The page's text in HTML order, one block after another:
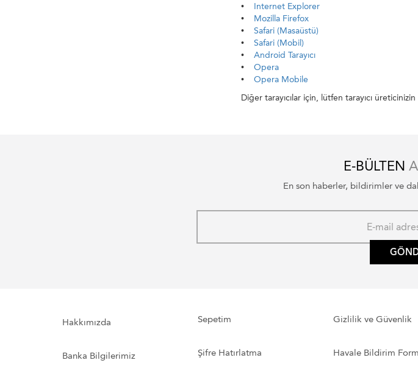
• Internet Explorer
• Mozilla Firefox
• Safari (Masaüstü)
• Safari (Mobil)
• Android Tarayıcı
• Opera
• Opera Mobile
Diğer tarayıcılar için, lütfen tarayıcı
E-BÜLTEN
En son haberler, bildirimler ve
Hakkımızda
Banka Bilgilerimiz
Sepetim
Şifre Hatırlatma
Gizlilik ve Güvenlik
Havale Bildirim